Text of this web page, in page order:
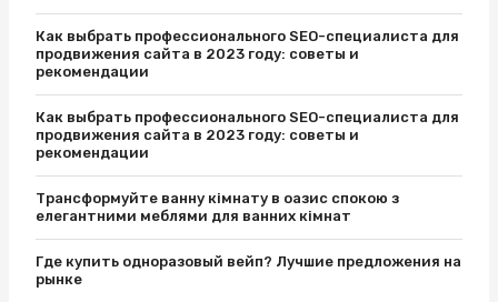
Как выбрать профессионального SEO-специалиста для
продвижения сайта в 2023 году: советы и
рекомендации
Как выбрать профессионального SEO-специалиста для
продвижения сайта в 2023 году: советы и
рекомендации
Трансформуйте ванну кімнату в оазис спокою з
елегантними меблями для ванних кімнат
Где купить одноразовый вейп? Лучшие предложения на
рынке